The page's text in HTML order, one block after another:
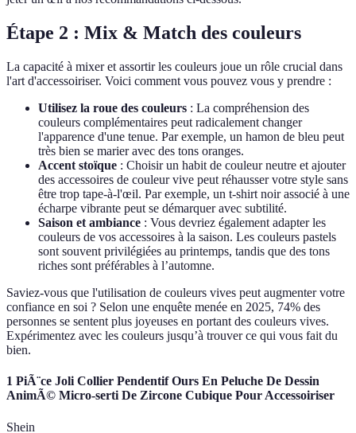
Étape 2 : Mix & Match des couleurs
La capacité à mixer et assortir les couleurs joue un rôle crucial dans
l'art d'accessoiriser. Voici comment vous pouvez vous y prendre :
Utilisez la roue des couleurs : La compréhension des
couleurs complémentaires peut radicalement changer
l'apparence d'une tenue. Par exemple, un hamon de bleu peut
très bien se marier avec des tons oranges.
Accent stoïque : Choisir un habit de couleur neutre et ajouter
des accessoires de couleur vive peut réhausser votre style sans
être trop tape-à-l'œil. Par exemple, un t-shirt noir associé à une
écharpe vibrante peut se démarquer avec subtilité.
Saison et ambiance : Vous devriez également adapter les
couleurs de vos accessoires à la saison. Les couleurs pastels
sont souvent privilégiées au printemps, tandis que des tons
riches sont préférables à l’automne.
Saviez-vous que l'utilisation de couleurs vives peut augmenter votre
confiance en soi ? Selon une enquête menée en 2025, 74% des
personnes se sentent plus joyeuses en portant des couleurs vives.
Expérimentez avec les couleurs jusqu’à trouver ce qui vous fait du
bien.
1 PiÃ¨ce Joli Collier Pendentif Ours En Peluche De Dessin
AnimÃ© Micro-serti De Zircone Cubique Pour Accessoiriser
Shein